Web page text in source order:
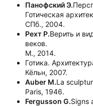
Панофский Э.
Готическая
СПб., 2004.
Рехт Р.Верить и
веков.
М., 2014.
Готика.
Кёльн, 2007.
Auber M.La
Paris, 1946.
Fergusson G.Signs